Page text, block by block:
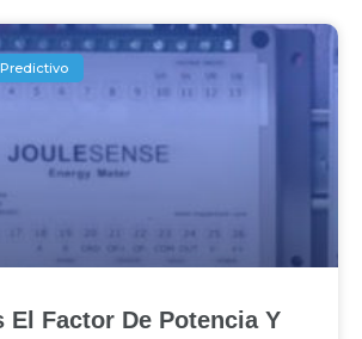
El Factor De Potencia Y